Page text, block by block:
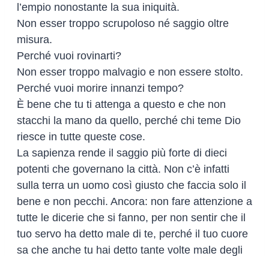
l’empio nonostante la sua iniquità.
Non esser troppo scrupoloso né saggio oltre
misura.
Perché vuoi rovinarti?
Non esser troppo malvagio e non essere stolto.
Perché vuoi morire innanzi tempo?
È bene che tu ti attenga a questo e che non
stacchi la mano da quello, perché chi teme Dio
riesce in tutte queste cose.
La sapienza rende il saggio più forte di dieci
potenti che governano la città. Non c’è infatti
sulla terra un uomo così giusto che faccia solo il
bene e non pecchi. Ancora: non fare attenzione a
tutte le dicerie che si fanno, per non sentir che il
tuo servo ha detto male di te, perché il tuo cuore
sa che anche tu hai detto tante volte male degli